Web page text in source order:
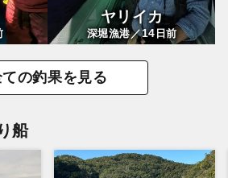
ヤリイカ
深堀漁港／14 日前
の釣果を見る
船